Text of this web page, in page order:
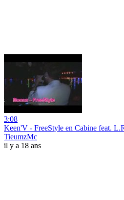
3:08
Keen'V - FreeStyle en Cabine feat.
TieumzMc
il y a 18 ans